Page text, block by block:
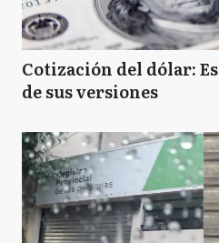
Cotización del dólar:
de sus versiones